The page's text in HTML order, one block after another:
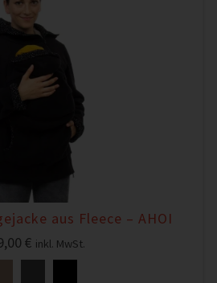
aus Fleece – AHOI
€ inkl. MwSt.